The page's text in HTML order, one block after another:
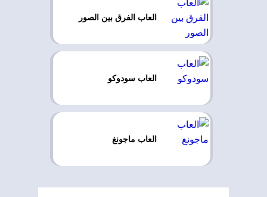
العاب الفرق بين الصور
العاب سودوكو
العاب ماجونغ